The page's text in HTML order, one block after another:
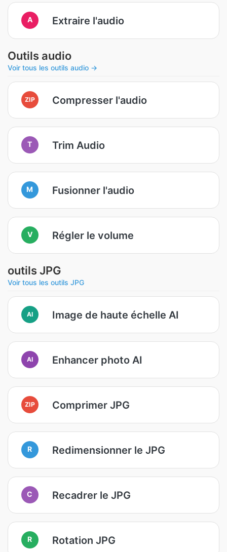
A Extraire l'audio
Outils audio
Voir tous les outils audio →
ZIP Compresser l'audio
T Trim Audio
M Fusionner l'audio
V Régler le volume
outils JPG
Voir tous les outils JPG
AI Image de haute échelle AI
AI Enhancer photo AI
ZIP Comprimer JPG
R Redimensionner le JPG
C Recadrer le JPG
R Rotation JPG